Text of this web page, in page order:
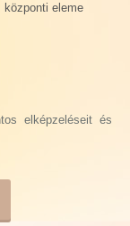
központi eleme
elképzeléseit és